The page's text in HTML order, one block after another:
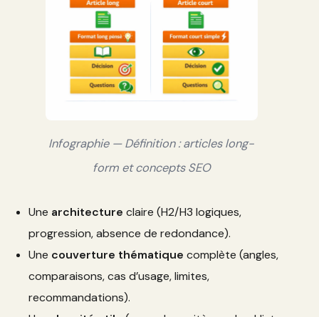
Infographie — Définition : articles long-
form et concepts SEO
Une architecture claire (H2/H3 logiques,
progression, absence de redondance).
Une couverture thématique complète (angles,
comparaisons, cas d’usage, limites,
recommandations).